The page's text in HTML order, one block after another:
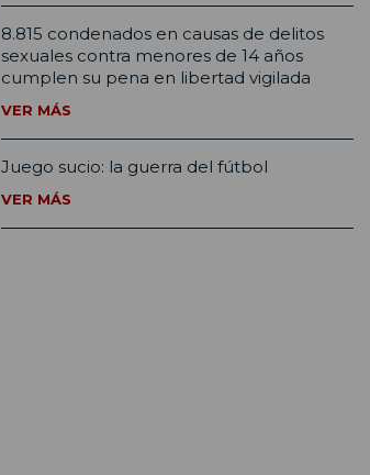
8.815 condenados en causas de delitos
sexuales contra menores de 14 años
cumplen su pena en libertad vigilada
VER MÁS
Juego sucio: la guerra del fútbol
VER MÁS